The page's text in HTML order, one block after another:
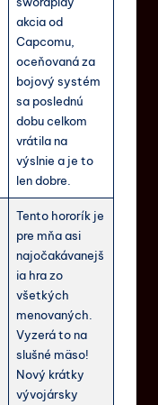
akcia od
Capcomu,
oceňovaná za
bojový systém
sa poslednú
dobu celkom
vrátila na
výslnie a je to
len dobre.
Tento hororík je
pre mňa asi
najočakávanejš
ia hra zo
všetkých
menovaných.
Vyzerá to na
slušné mäso!
Nový krátky
vývojársky